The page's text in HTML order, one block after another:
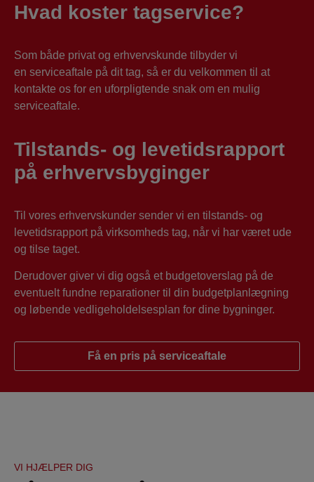
Hvad koster tagservice?
Som både privat og erhvervskunde tilbyder vi
en serviceaftale på dit tag, så er du velkommen til at
kontakte os for en uforpligtende snak om en mulig
serviceaftale.
Tilstands- og levetidsrapport
på erhvervsbyginger
Til vores erhvervskunder sender vi en tilstands- og
levetidsrapport på virksomheds tag, når vi har været ude
og tilse taget.
Derudover giver vi dig også et budgetoverslag på de
eventuelt fundne reparationer til din budgetplanlægning
og løbende vedligeholdelsesplan for dine bygninger.
Få en pris på serviceaftale
VI HJÆLPER DIG